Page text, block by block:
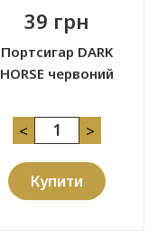
39 грн
Портсигар DARK
HORSE червоний
< >
Купити